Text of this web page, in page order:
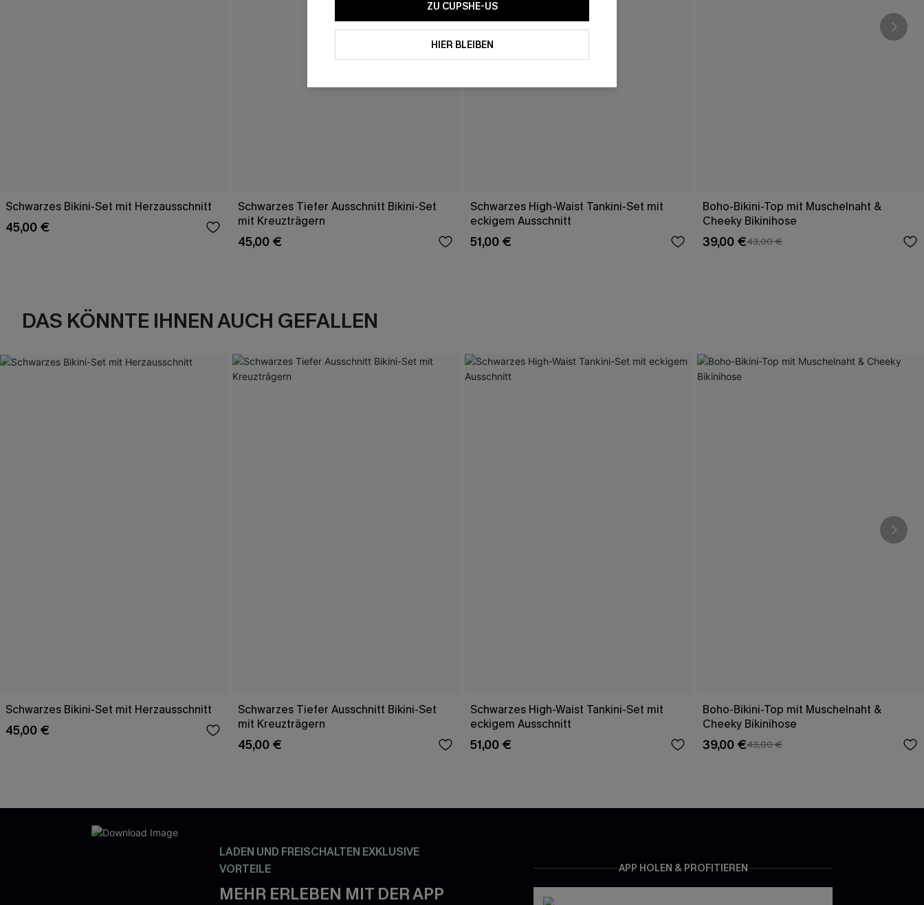
Schwarzes Bikini-Set mit Herzausschnitt
45,00 €
Schwarzes Tiefer Ausschnitt Bikini-Set
mit Kreuzträgern
45,00 €
Schwarzes High-Waist Tankini-Set mit
eckigem Ausschnitt
51,00 €
Boho-Bikini-Top mit Muschelnaht &
Cheeky Bikinihose
39,00 €43,00 €
DAS KÖNNTE IHNEN AUCH GEFALLEN
Schwarzes Bikini-Set mit Herzausschnitt
45,00 €
Schwarzes Tiefer Ausschnitt Bikini-Set
mit Kreuzträgern
45,00 €
Schwarzes High-Waist Tankini-Set mit
eckigem Ausschnitt
51,00 €
Boho-Bikini-Top mit Muschelnaht &
Cheeky Bikinihose
39,00 €43,00 €
LADEN UND FREISCHALTEN EXKLUSIVE
VORTEILE
MEHR ERLEBEN MIT DER APP
APP HOLEN & PROFITIEREN
ZU CUPSHE-US
HIER BLEIBEN